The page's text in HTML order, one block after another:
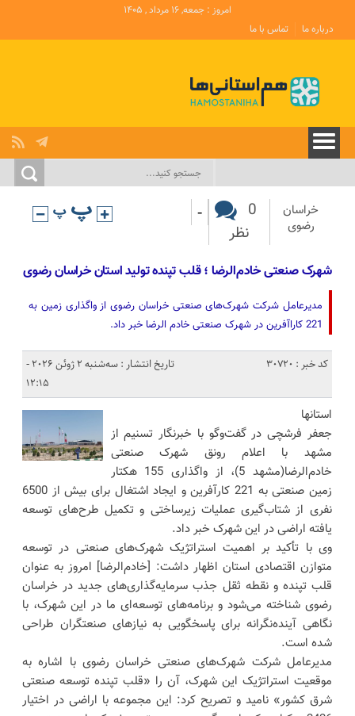
امروز : جمعه, ۱۶ مرداد , ۱۴۰۵
درباره ما
تماس با ما
خراسان
رضوی
0
نظر
-
شهرک صنعتی خادم‌الرضا ؛ قلب تپنده تولید استان خراسان رضوی
مدیرعامل شرکت شهرک‌های صنعتی خراسان رضوی از واگذاری زمین به
221 کاراآفرین در شهرک صنعتی خادم الرضا خبر داد.
کد خبر : 30720
تاریخ انتشار : سه‌شنبه 2 ژوئن 2026 -
12:15
استانها
جعفر فرشچی در گفت‌وگو با خبرنگار تسنیم از
مشهد با اعلام رونق شهرک صنعتی
خادم‌الرضا(مشهد 5)، از واگذاری 155 هکتار
زمین صنعتی به 221 کارآفرین و ایجاد اشتغال برای بیش از 6500
نفری از شتاب‌گیری عملیات زیرساختی و تکمیل طرح‌های توسعه
یافته اراضی در این شهرک خبر داد.
وی با تأکید بر اهمیت استراتژیک شهرک‌های صنعتی در توسعه
متوازن اقتصادی استان اظهار داشت: [خادم‌الرضا] امروز به عنوان
قلب تپنده و نقطه ثقل جذب سرمایه‌گذاری‌های جدید در خراسان
رضوی شناخته می‌شود و برنامه‌های توسعه‌ای ما در این شهرک، با
نگاهی آینده‌نگرانه برای پاسخگویی به نیازهای صنعتگران طراحی
شده است.
مدیرعامل شرکت شهرک‌های صنعتی خراسان رضوی با اشاره به
موقعیت استراتژیک این شهرک، آن را «قلب تپنده توسعه صنعتی
شرق کشور» نامید و تصریح کرد: این مجموعه با اراضی در اختیار